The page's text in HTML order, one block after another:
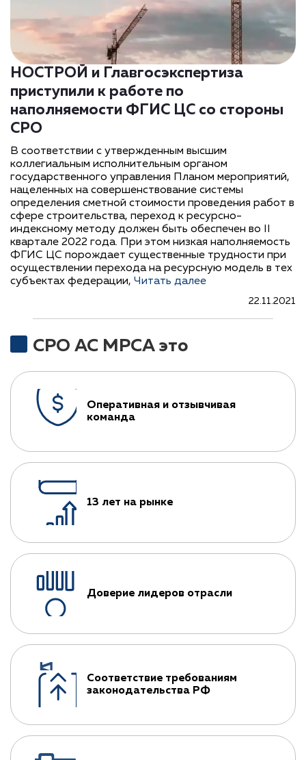
НОСТРОЙ и Главгосэкспертиза
приступили к работе по
наполняемости ФГИС ЦС со стороны
СРО
В соответствии с утвержденным высшим
коллегиальным исполнительным органом
государственного управления Планом мероприятий,
нацеленных на совершенствование системы
определения сметной стоимости проведения работ в
сфере строительства, переход к ресурсно-
индексному методу должен быть обеспечен во II
квартале 2022 года. При этом низкая наполняемость
ФГИС ЦС порождает существенные трудности при
осуществлении перехода на ресурсную модель в тех
субъектах федерации, Читать далее
22.11.2021
СРО АС МРСА это
Оперативная и отзывчивая
команда
13 лет на рынке
Доверие лидеров отрасли
Соответствие требованиям
законодательства РФ